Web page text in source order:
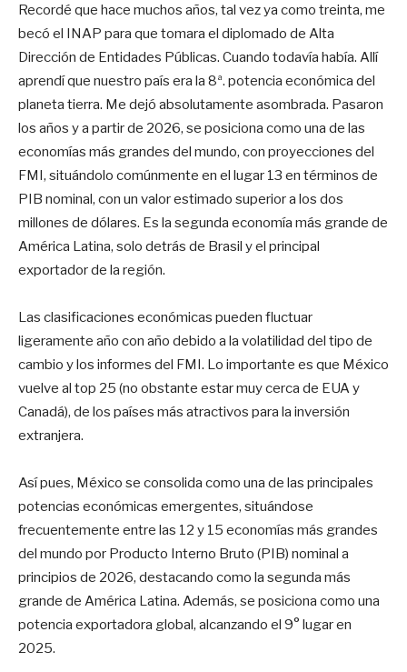
Recordé que hace muchos años, tal vez ya como treinta, me
becó el INAP para que tomara el diplomado de Alta
Dirección de Entidades Públicas. Cuando todavía había. Allí
aprendí que nuestro país era la 8ª. potencia económica del
planeta tierra. Me dejó absolutamente asombrada. Pasaron
los años y a partir de 2026, se posiciona como una de las
economías más grandes del mundo, con proyecciones del
FMI, situándolo comúnmente en el lugar 13 en términos de
PIB nominal, con un valor estimado superior a los dos
millones de dólares. Es la segunda economía más grande de
América Latina, solo detrás de Brasil y el principal
exportador de la región.
Las clasificaciones económicas pueden fluctuar
ligeramente año con año debido a la volatilidad del tipo de
cambio y los informes del FMI. Lo importante es que México
vuelve al top 25 (no obstante estar muy cerca de EUA y
Canadá), de los países más atractivos para la inversión
extranjera.
Así pues, México se consolida como una de las principales
potencias económicas emergentes, situándose
frecuentemente entre las 12 y 15 economías más grandes
del mundo por Producto Interno Bruto (PIB) nominal a
principios de 2026, destacando como la segunda más
grande de América Latina. Además, se posiciona como una
potencia exportadora global, alcanzando el 9° lugar en
2025.